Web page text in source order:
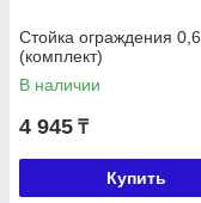
Стойка ограждения 0,6
(комплект)
В наличии
4 945 ₸
Купить